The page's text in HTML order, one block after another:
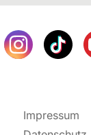
Impressum